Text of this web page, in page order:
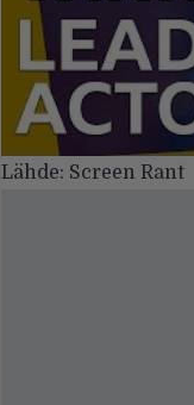
Lähde: Screen Rant